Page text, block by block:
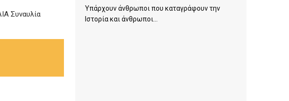
Υπάρχουν άνθρωποι που καταγράφουν την
Ιστορία και άνθρωποι...